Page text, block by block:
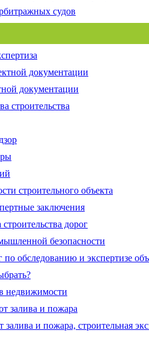
судов
документации
документации
строительства
строительного объекта
заключения
дорог
безопасности
по обследованию и экспертизе
недвижимости
залива и пожара
залива и пожара, строительная